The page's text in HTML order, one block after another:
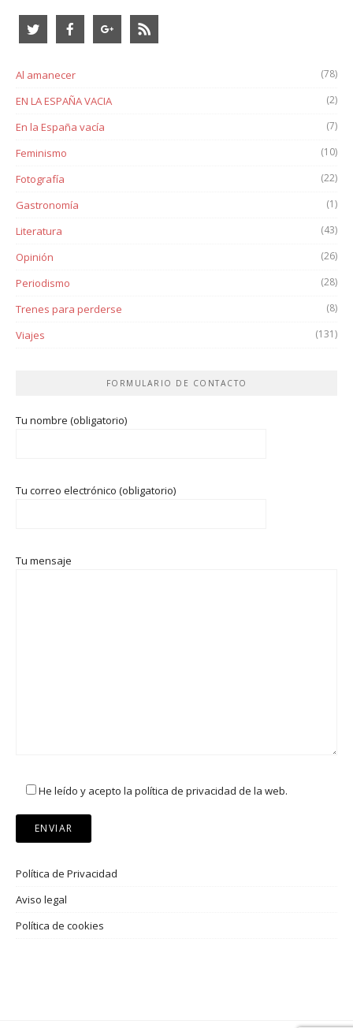
Al amanecer (78)
EN LA ESPAÑA VACIA (2)
En la España vacía (7)
Feminismo (10)
Fotografía (22)
Gastronomía (1)
Literatura (43)
Opinión (26)
Periodismo (28)
Trenes para perderse (8)
Viajes (131)
FORMULARIO DE CONTACTO
Tu nombre (obligatorio)
Tu correo electrónico (obligatorio)
Tu mensaje
He leído y acepto la política de privacidad de la web.
Política de Privacidad
Aviso legal
Política de cookies